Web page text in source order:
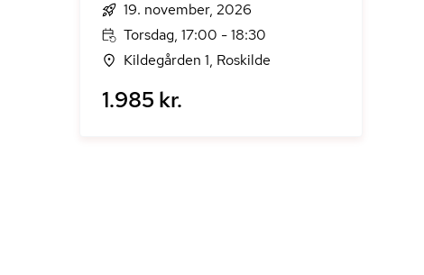
19. november, 2026
Torsdag, 17:00 - 18:30
Kildegården 1, Roskilde
1.985 kr.